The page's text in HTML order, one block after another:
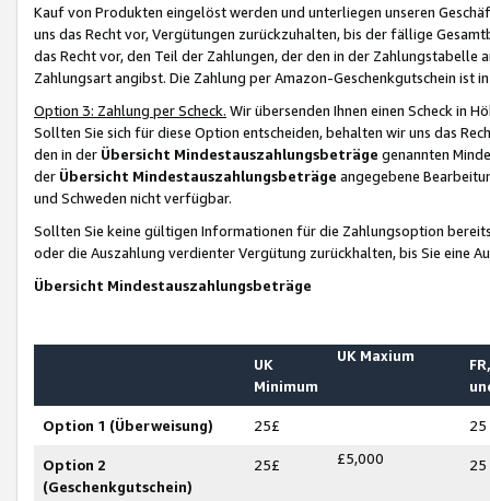
Kauf von Produkten eingelöst werden und unterliegen unseren
uns das Recht vor, Vergütungen zurückzuhalten, bis der fällige
das Recht vor, den Teil der Zahlungen, der den in der
Zahlungsart angibst. Die Zahlung per Amazon-Geschenkgutschein ist
Option 3: Zahlung per Scheck. Wir übersenden Ihnen einen Scheck in
Sollten Sie sich für diese Option entscheiden, behalten wir uns das
den in der Übersicht Mindestauszahlungsbeträge genannten
der Übersicht Mindestauszahlungsbeträge angegebene
und Schweden nicht verfügbar.
Sollten Sie keine gültigen Informationen für die Zahlungsoption
oder die Auszahlung verdienter Vergütung zurückhalten, bis Sie
Übersicht Mindestauszahlungsbeträge
UK
Minimum
UK Maxium
Option 1 (Überweisung) 25£ 25
Option 2
(Geschenkgutschein)
25£ £5,000 25